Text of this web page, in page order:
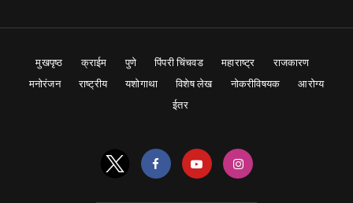
मुखपृष्ठ क्राईम पुणे पिंपरी चिंचवड महाराष्ट्र
राजकारण
मनोरंजन
राष्ट्रीय यशोगाथा विशेष लेख नोकरीविषयक
आरोग्य
ईतर